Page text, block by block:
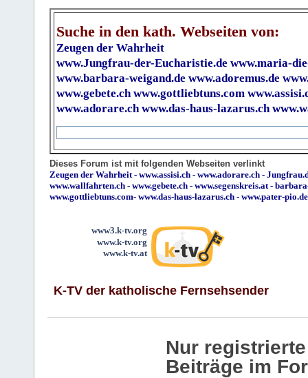
Suche in den kath. Webseiten von:
Zeugen der Wahrheit
www.Jungfrau-der-Eucharistie.de www.maria-
www.barbara-weigand.de www.adoremus.de
www.gebete.ch www.gottliebtuns.com
www.adorare.ch www.das-haus-lazarus.ch
Dieses Forum ist mit folgenden Webseiten verlinkt
Zeugen der Wahrheit - www.assisi.ch - www.adorare.ch -
www.wallfahrten.ch - www.gebete.ch - www.segenskreis.at -
www.gottliebtuns.com- www.das-haus-lazarus.ch - www.pater-pio.de
www3.k-tv.org
www.k-tv.org
www.k-tv.at
K-TV der katholische Fernsehsender
Nur
Beiträge im